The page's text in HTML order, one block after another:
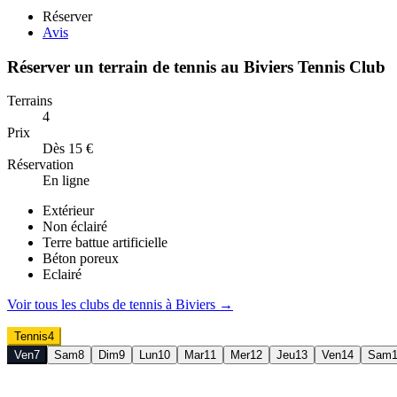
Réserver
Avis
Réserver un terrain de tennis au Biviers Tennis Club
Terrains
4
Prix
Dès 15 €
Réservation
En ligne
Extérieur
Non éclairé
Terre battue artificielle
Béton poreux
Eclairé
Voir tous les clubs de tennis à Biviers →
Tennis4
Ven7 Sam8 Dim9 Lun10 Mar11 Mer12 Jeu13 Ven14 Sam